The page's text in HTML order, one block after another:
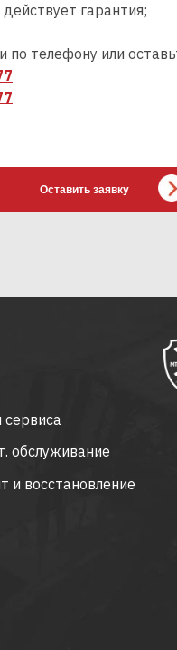
гарантия;
по телефону или
Оставить заявку
и восстановление
обслуживание
сервиса